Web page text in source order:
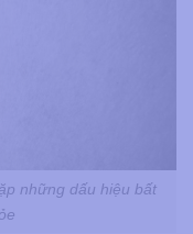
những dấu hiệu bất